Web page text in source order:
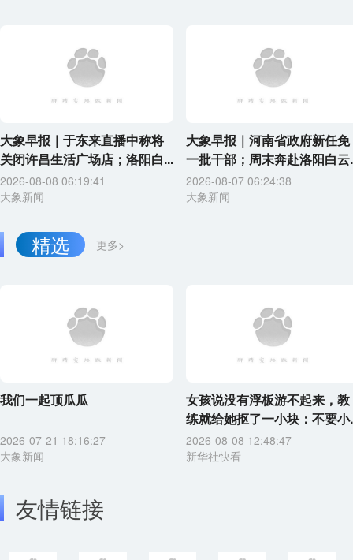
大象早报｜于东来直播中称将
关闭许昌生活广场店；洛阳白...
2026-08-08 06:19:41
大象新闻
大象早报｜河南省政府新任免
一批干部；周末奔赴洛阳白云
2026-08-07 06:24:38
大象新闻
更多>
精选
我们一起顶瓜瓜
2026-07-21 18:16:27
大象新闻
女孩说没有浮板游不起来，教
练就给她抠了一小块：不要小
2026-08-08 12:48:47
新华社快看
友情链接